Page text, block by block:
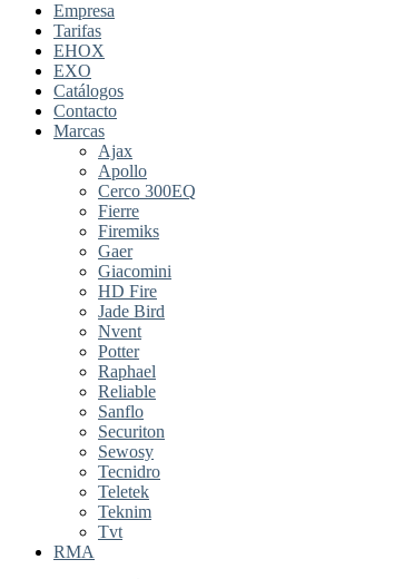
Empresa
Tarifas
EHOX
EXO
Catálogos
Contacto
Marcas
Ajax
Apollo
Cerco 300EQ
Fierre
Firemiks
Gaer
Giacomini
HD Fire
Jade Bird
Nvent
Potter
Raphael
Reliable
Sanflo
Securiton
Sewosy
Tecnidro
Teletek
Teknim
Tvt
RMA